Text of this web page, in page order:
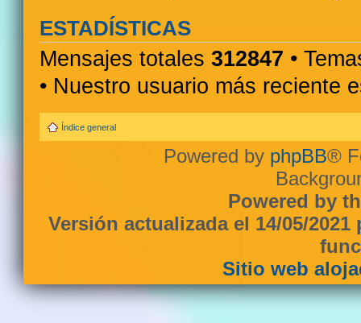
ESTADÍSTICAS
Mensajes totales 312847 •
• Nuestro usuario más reciente
Índice general
Powered by phpBB®
Powered by
Versión actualizada el 14/05/
Sitio web